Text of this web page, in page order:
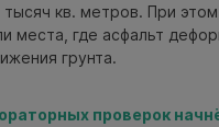
кв. метров. При
места, где асфальт
грунта.
проверок